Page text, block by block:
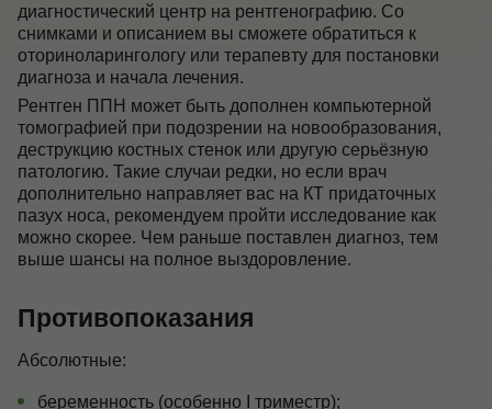
диагностический центр на рентгенографию. Со
снимками и описанием вы сможете обратиться к
оториноларингологу или терапевту для постановки
диагноза и начала лечения.
Рентген ППН может быть дополнен компьютерной
томографией при подозрении на новообразования,
деструкцию костных стенок или другую серьёзную
патологию. Такие случаи редки, но если врач
дополнительно направляет вас на КТ придаточных
пазух носа, рекомендуем пройти исследование как
можно скорее. Чем раньше поставлен диагноз, тем
выше шансы на полное выздоровление.
Противопоказания
Абсолютные:
беременность (особенно I триместр);